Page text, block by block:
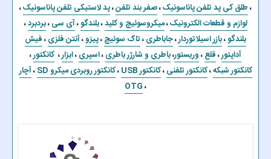
،طلق کی پد تلفن پاناسونیک،صفر بند تلفن،پد لاستیکی تلفن پاناسونیک،
لوازم و قطعات الکترونیک،میکروسوئیچ و کلید،بلندگو،آی سی،بردبرد،
بلندگو،بازر اسیلاتوردار،جاباطری،تاک سوئیچ،پیزو،آنتن فلزی،فیش
آداپتور،قلع،وریستور،باطری و شارژر باطری،اسپری،ابزار،کانکتور،
کانکتور شبکه،کانکتور تلفنی،کانکتور USB ،کانکتور روبردی میکرو SD ،آچار
،OTG